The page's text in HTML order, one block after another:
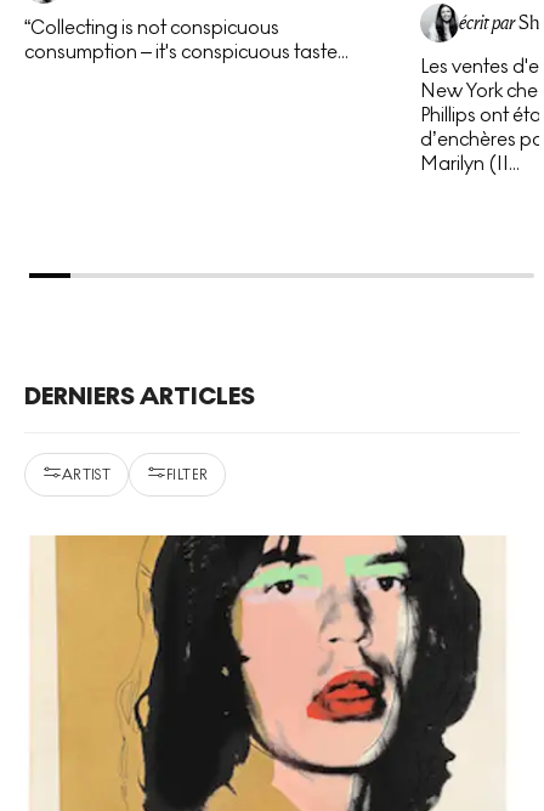
“Collecting is not conspicuous
consumption – it's conspicuous taste...
écrit par
Les ventes
New York
Phillips ont
d’enchères
Marilyn (II...
DERNIERS ARTICLES
ARTIST FILTER